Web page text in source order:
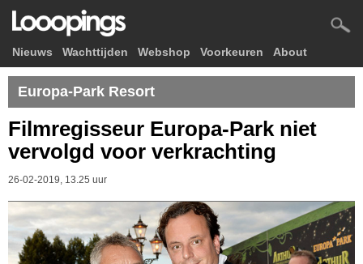
Nieuws Wachttijden Webshop Voorkeuren About
Europa-Park Resort
Filmregisseur Europa-Park niet
vervolgd voor verkrachting
26-02-2019, 13.25 uur